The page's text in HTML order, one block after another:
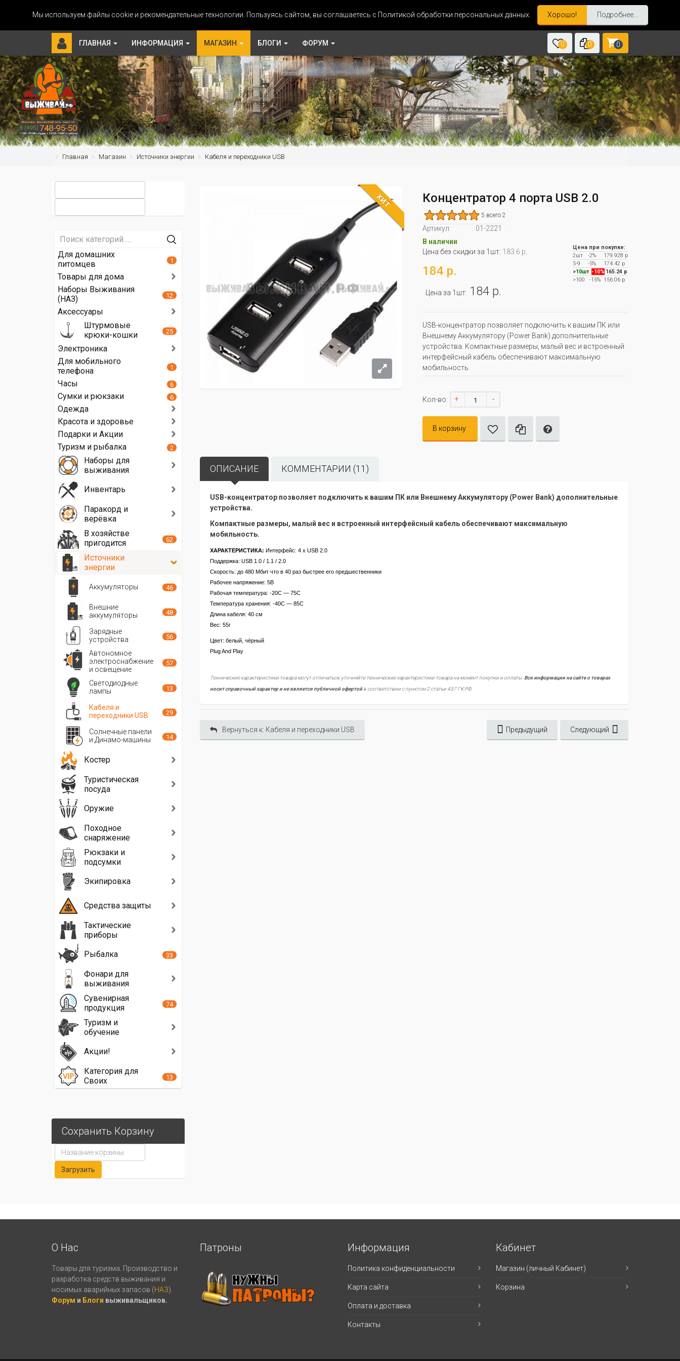
Мы используем файлы cookie и рекомендательные технологии. Пользуясь сайтом, вы соглашаетесь с Политикой обработки персональных данных. Хорошо! Подробнее...
ГЛАВНАЯ ИНФОРМАЦИЯ МАГАЗИН БЛОГИ ФОРУМ 0 0 0
Главная Магазин Источники энергии Кабеля и переходники USB
ХИТ Концентратор 4 порта USB 2.0
5 всего 2
Артикул:
01-2221
В наличии
Цена без скидки за 1шт: 183.6 р.
184 р.
Цена за 1шт: 184 р.
Цена при покупке:
2шт
-2%
179.928 р
5-9
-5%
174.42 р
>10шт -10% 165.24 р
>100
-15%156.06 р
USB-концентратор позволяет подключить к вашим ПК или
Внешнему Аккумулятору (Power Bank) дополнительные
устройства. Компактные размеры, малый вес и встроенный
интерфейсный кабель обеспечивают максимальную
мобильность.
Кол-во: + -
В корзину
ОПИСАНИЕ КОММЕНТАРИИ (11)
USB-концентратор позволяет подключить к вашим ПК или Внешнему Аккумулятору (Power Bank) дополнительные
устройства.
Компактные размеры, малый вес и встроенный интерфейсный кабель обеспечивают максимальную
мобильность.
ХАРАКТЕРИСТИКА: Интерфейс: 4 х USB 2.0
Поддержка: USB 1.0 / 1.1 / 2.0
Скорость: до 480 Мбит что в 40 раз быстрее его предшественники
Рабочее напряжение: 5В
Рабочая температура: -20C — 75C
Температура хранения: -40C — 85C
Длина кабеля: 40 см
Вес: 55г
Цвет: белый, чёрный
Plug And Play
Технические характеристики товара могут отличаться, уточняйте технические характеристики товара на момент покупки и оплаты.Вся информация на сайте о товарах
носит справочный характер и не является публичной офертойв соответствии с пунктом 2 статьи 437 ГК РФ.
Вернуться к: Кабеля и переходники USB Предыдущий Следующий
Для домашних
питомцев
1
Товары для дома
Наборы Выживания
(НАЗ)
12
Аксессуары
Штурмовые
крюки-кошки
25
Электроника
Для мобильного
телефона
1
Часы 6
Сумки и рюкзаки 6
Одежда
Красота и здоровье
Подарки и Акции
Туризм и рыбалка
2
Наборы для
выживания
Инвентарь
Паракорд и
верёвка
В хозяйстве
пригодится
62
Источники
энергии
Аккумуляторы 46
Внешние
аккумуляторы
48
Зарядные
устройства
56
Автономное
электроснабжение
и освещение
57
Светодиодные
лампы
13
Кабеля и
переходники USB
29
Солнечные панели
и Динамо-машины
14
Костер
Туристическая
посуда
Оружие
Походное
снаряжение
Рюкзаки и
подсумки
Экипировка
Средства защиты
Тактические
приборы
Рыбалка
33
Фонари для
выживания
Сувенирная
продукция
74
Туризм и
обучение
Акции!
Категория для
Своих
13
Сохранить Корзину
О Нас
Товары для туризма. Производство и
разработка средств выживания и
носимых аварийных запасов (НАЗ).
Форум и Блоги выживальщиков.
Патроны Информация
Политика конфиденциальности
Карта сайта
Оплата и доставка
Контакты
Кабинет
Магазин (личный Кабинет)
Корзина